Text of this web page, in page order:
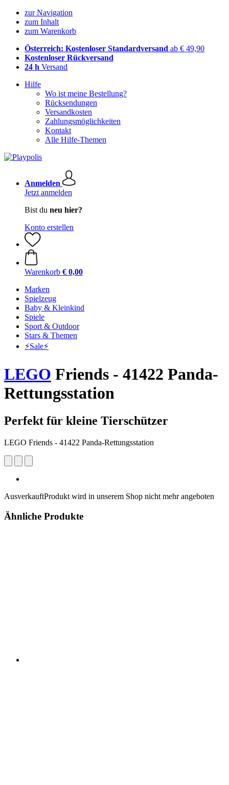
zur Navigation
zum Inhalt
zum Warenkorb
Österreich: Kostenloser Standardversand ab € 49,90
Kostenloser Rückversand
24 h Versand
Hilfe
Wo ist meine Bestellung?
Rücksendungen
Versandkosten
Zahlungsmöglichkeiten
Kontakt
Alle Hilfe-Themen
Anmelden
Jetzt anmelden
Bist du neu hier?
Konto erstellen
Warenkorb € 0,00
Marken
Spielzeug
Baby & Kleinkind
Spiele
Sport & Outdoor
Stars & Themen
⚡️Sale⚡️
LEGO Friends - 41422 Panda-
Rettungsstation
Perfekt für kleine Tierschützer
LEGO Friends - 41422 Panda-Rettungsstation
AusverkauftProdukt wird in unserem Shop nicht mehr angeboten
Ähnliche Produkte